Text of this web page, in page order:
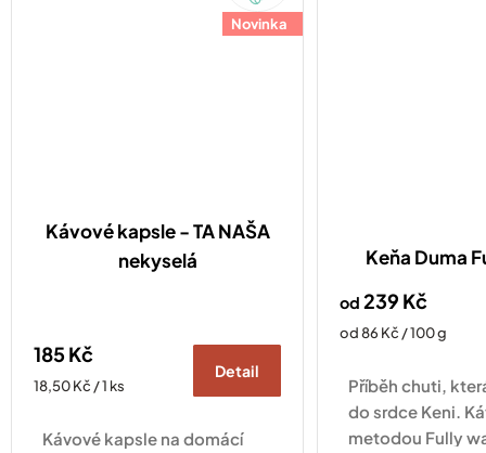
Novinka
Kávové kapsle - TA NAŠA
nekyselá
185 Kč
Měrná
18,50 Kč / 1 ks
Detail
Kávové kapsle na domácí
Keňa Duma
od 239 Kč
Měrná
od 86 Kč / 100 g
Příběh chuti,
do srdce Keni.
metodou Fully